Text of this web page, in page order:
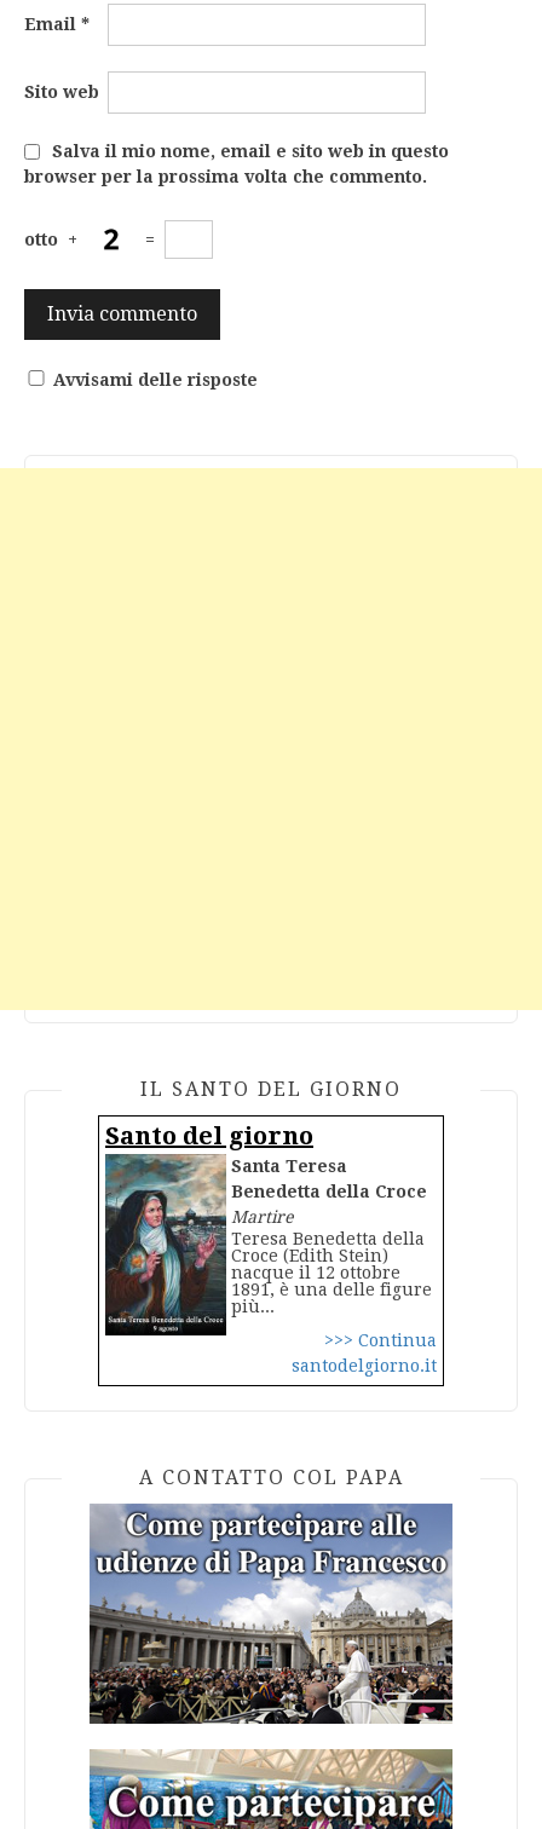
Email *
Sito web
Salva il mio nome, email e sito web in questo
browser per la prossima volta che commento.
otto + =
Avvisami delle risposte
IL SANTO DEL GIORNO
Santo del giorno
Santa Teresa
Benedetta della Croce
Martire
Teresa Benedetta della
Croce (Edith Stein)
nacque il 12 ottobre
1891, è una delle figure
più...
>>> Continua
santodelgiorno.it
A CONTATTO COL PAPA